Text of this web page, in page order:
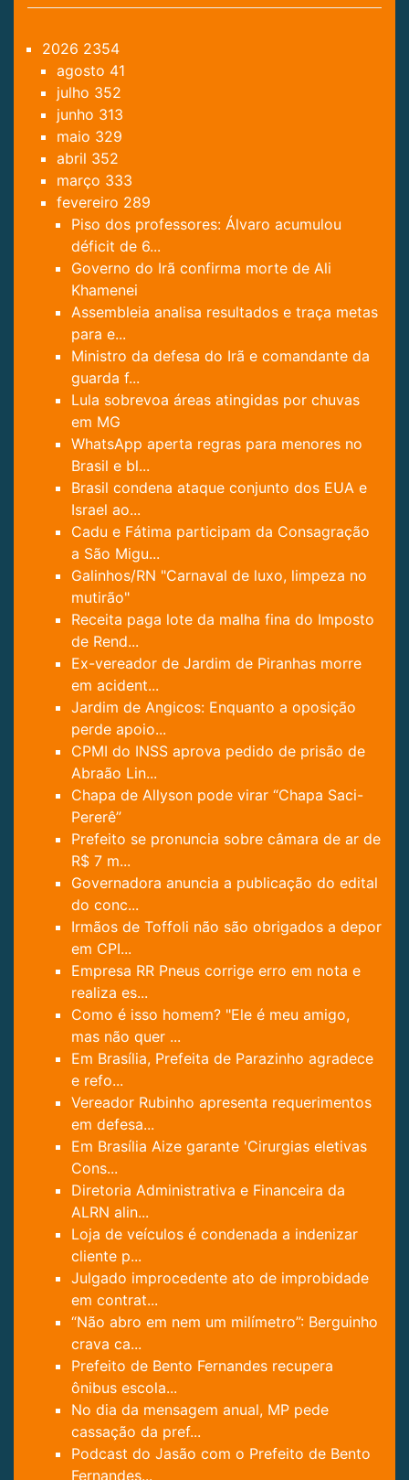
2026 2354
agosto 41
julho 352
junho 313
maio 329
abril 352
março 333
fevereiro 289
Piso dos professores: Álvaro acumulou
déficit de 6...
Governo do Irã confirma morte de Ali
Khamenei
Assembleia analisa resultados e traça metas
para e...
Ministro da defesa do Irã e comandante da
guarda f...
Lula sobrevoa áreas atingidas por chuvas
em MG
WhatsApp aperta regras para menores no
Brasil e bl...
Brasil condena ataque conjunto dos EUA e
Israel ao...
Cadu e Fátima participam da Consagração
a São Migu...
Galinhos/RN "Carnaval de luxo, limpeza no
mutirão"
Receita paga lote da malha fina do Imposto
de Rend...
Ex-vereador de Jardim de Piranhas morre
em acident...
Jardim de Angicos: Enquanto a oposição
perde apoio...
CPMI do INSS aprova pedido de prisão de
Abraão Lin...
Chapa de Allyson pode virar “Chapa Saci-
Pererê”
Prefeito se pronuncia sobre câmara de ar de
R$ 7 m...
Governadora anuncia a publicação do edital
do conc...
Irmãos de Toffoli não são obrigados a depor
em CPI...
Empresa RR Pneus corrige erro em nota e
realiza es...
Como é isso homem? "Ele é meu amigo,
mas não quer ...
Em Brasília, Prefeita de Parazinho agradece
e refo...
Vereador Rubinho apresenta requerimentos
em defesa...
Em Brasília Aize garante 'Cirurgias eletivas
Cons...
Diretoria Administrativa e Financeira da
ALRN alin...
Loja de veículos é condenada a indenizar
cliente p...
Julgado improcedente ato de improbidade
em contrat...
“Não abro em nem um milímetro”: Berguinho
crava ca...
Prefeito de Bento Fernandes recupera
ônibus escola...
No dia da mensagem anual, MP pede
cassação da pref...
Podcast do Jasão com o Prefeito de Bento
Fernandes...